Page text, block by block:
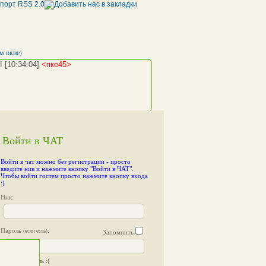
окне)
[10:34:04] <пке45>
[10:37:03]<пке45>
Войти в ЧАТ
Войти в чат можно без регистрации - просто
введите ник и нажмите кнопку "Войти в ЧАТ".
Чтобы войти гостем просто нажмите кнопку входа
:)
Ник:
Пароль (если есть): Запомнить
Я забыл пароль :(